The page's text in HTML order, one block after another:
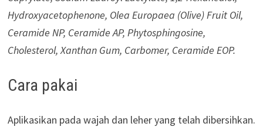
Hydroxyacetophenone, Olea Europaea (Olive) Fruit Oil,
Ceramide NP, Ceramide AP, Phytosphingosine,
Cholesterol, Xanthan Gum, Carbomer, Ceramide EOP.
Cara pakai
Aplikasikan pada wajah dan leher yang telah dibersihkan.